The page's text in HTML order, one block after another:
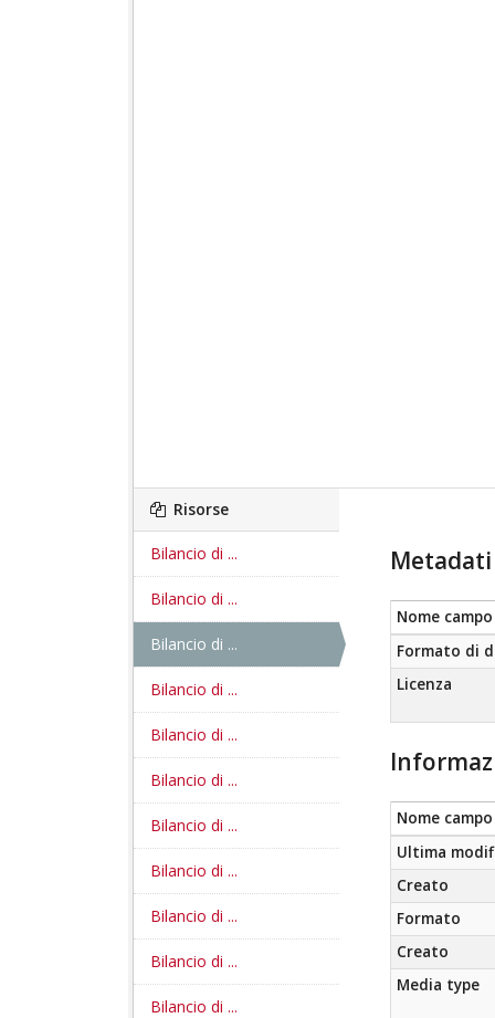
Risorse
Bilancio di ...
Bilancio di ...
Bilancio di ...
Bilancio di ...
Bilancio di ...
Bilancio di ...
Bilancio di ...
Bilancio di ...
Bilancio di ...
Bilancio di ...
Bilancio di ...
Nome campo
Formato di
Licenza
Nome campo
Ultima
Creato
Formato
Creato
Media type